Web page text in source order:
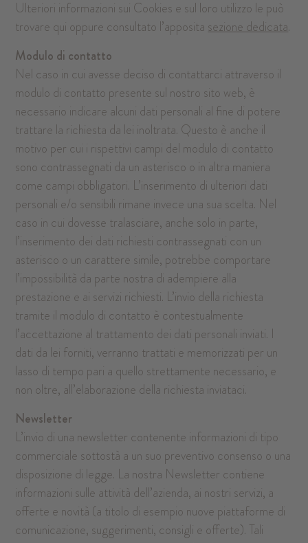
Ulteriori informazioni sui Cookies e sul loro utilizzo le può
trovare qui oppure consultato l’apposita sezione dedicata.
Modulo di contatto
Nel caso in cui avesse deciso di contattarci attraverso il
modulo di contatto presente sul nostro sito web, è
necessario indicare alcuni dati personali al fine di potere
trattare la richiesta da lei inoltrata. Questo è anche il
motivo per cui i rispettivi campi del modulo di contatto
sono contrassegnati da un asterisco o in altra maniera
come campi obbligatori. L’inserimento di ulteriori dati
personali e/o sensibili rimane invece una sua scelta. Nel
caso in cui dovesse tralasciare, anche solo in parte,
l’inserimento dei dati richiesti contrassegnati con un
asterisco o un carattere simile, potrebbe comportare
l’impossibilità da parte nostra di adempiere alla
prestazione e ai servizi richiesti. L’invio della richiesta
tramite il modulo di contatto è contestualmente
l’accettazione al trattamento dei dati personali inviati. I
dati da lei forniti, verranno trattati e memorizzati per un
lasso di tempo pari a quello strettamente necessario, e
non oltre, all’elaborazione della richiesta inviataci.
Newsletter
L’invio di una newsletter contenente informazioni di tipo
commerciale sottostà a un suo preventivo consenso o una
disposizione di legge. La nostra Newsletter contiene
informazioni sulle attività dell’azienda, ai nostri servizi, a
offerte e novità (a titolo di esempio nuove piattaforme di
comunicazione, suggerimenti, consigli e offerte). Tali